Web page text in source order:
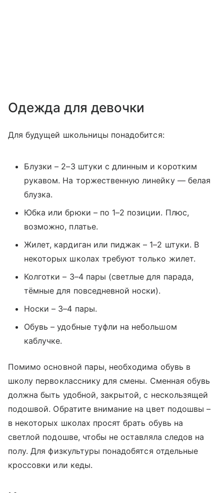
Одежда для девочки
Для будущей школьницы понадобится:
Блузки – 2–3 штуки с длинным и коротким
рукавом. На торжественную линейку — белая
блузка.
Юбка или брюки – по 1–2 позиции. Плюс,
возможно, платье.
Жилет, кардиган или пиджак – 1–2 штуки. В
некоторых школах требуют только жилет.
Колготки – 3–4 пары (светлые для парада,
тёмные для повседневной носки).
Носки – 3–4 пары.
Обувь – удобные туфли на небольшом
каблучке.
Помимо основной пары, необходима обувь в
школу первокласснику для смены. Сменная обувь
должна быть удобной, закрытой, с нескользящей
подошвой. Обратите внимание на цвет подошвы –
в некоторых школах просят брать обувь на
светлой подошве, чтобы не оставляла следов на
полу. Для физкультуры понадобятся отдельные
кроссовки или кеды.